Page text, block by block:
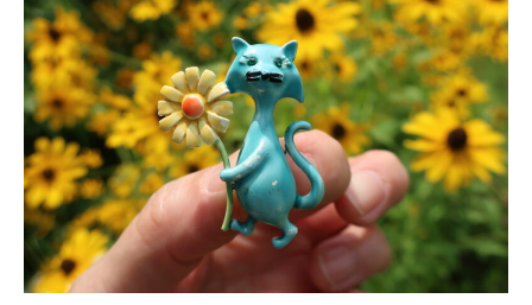
DIARY
CONTACT
ONLINE SHOP